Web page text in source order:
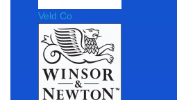
Veld Co